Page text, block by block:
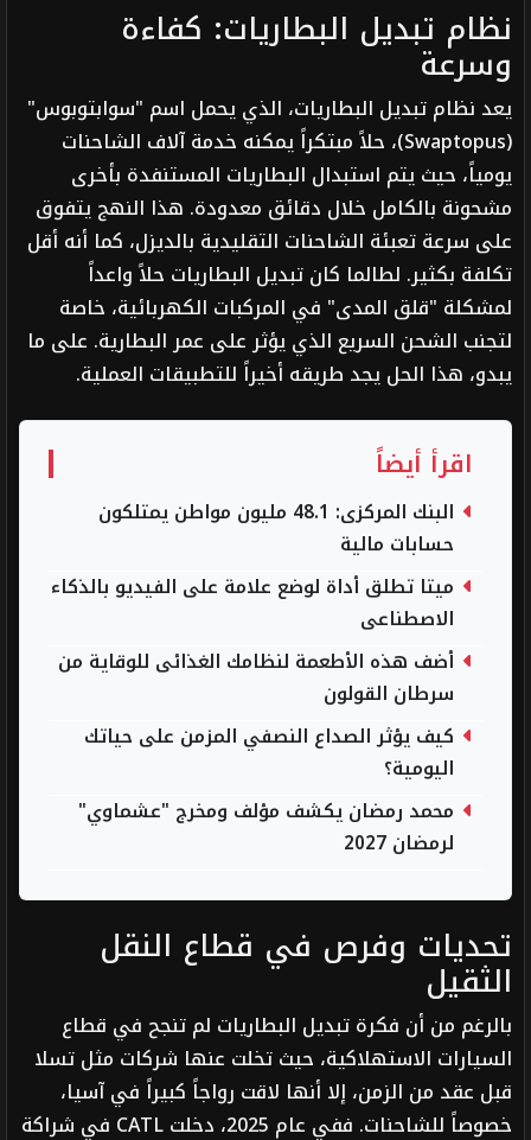
نظام تبديل البطاريات: كفاءة
وسرعة
يعد نظام تبديل البطاريات، الذي يحمل اسم "سوابتوبوس"
(Swaptopus)، حلاً مبتكراً يمكنه خدمة آلاف الشاحنات
يومياً، حيث يتم استبدال البطاريات المستنفدة بأخرى
مشحونة بالكامل خلال دقائق معدودة. هذا النهج يتفوق
على سرعة تعبئة الشاحنات التقليدية بالديزل، كما أنه أقل
تكلفة بكثير. لطالما كان تبديل البطاريات حلاً واعداً
لمشكلة "قلق المدى" في المركبات الكهربائية، خاصة
لتجنب الشحن السريع الذي يؤثر على عمر البطارية. على ما
يبدو، هذا الحل يجد طريقه أخيراً للتطبيقات العملية.
اقرأ أيضاً
البنك المركزى: 48.1 مليون مواطن يمتلكون
حسابات مالية
ميتا تطلق أداة لوضع علامة على الفيديو بالذكاء
الاصطناعى
أضف هذه الأطعمة لنظامك الغذائى للوقاية من
سرطان القولون
كيف يؤثر الصداع النصفي المزمن على حياتك
اليومية؟
محمد رمضان يكشف مؤلف ومخرج "عشماوي"
لرمضان 2027
تحديات وفرص في قطاع النقل
الثقيل
بالرغم من أن فكرة تبديل البطاريات لم تنجح في قطاع
السيارات الاستهلاكية، حيث تخلت عنها شركات مثل تسلا
قبل عقد من الزمن، إلا أنها لاقت رواجاً كبيراً في آسيا،
خصوصاً للشاحنات. ففي عام 2025، دخلت CATL في شراكة